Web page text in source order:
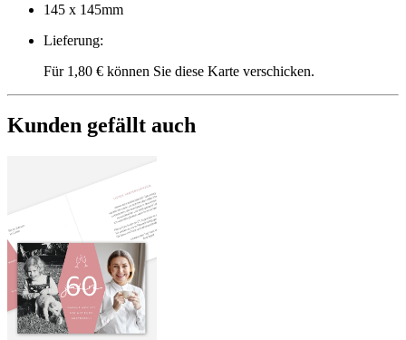
145 x 145mm
Lieferung:
Für 1,80 € können Sie diese Karte verschicken.
Kunden gefällt auch